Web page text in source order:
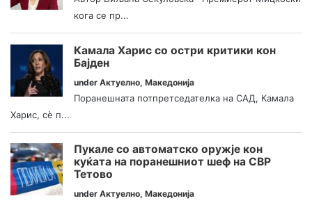
кога се пр...
Камала Харис со остри критики кон
Бајден
under Актуелно, Македонија
Поранешната потпретседателка на САД, Камала
Харис, сè п...
Пукале со автоматско оружје кон
куќата на поранешниот шеф на СВР
Тетово
under Актуелно, Македонија